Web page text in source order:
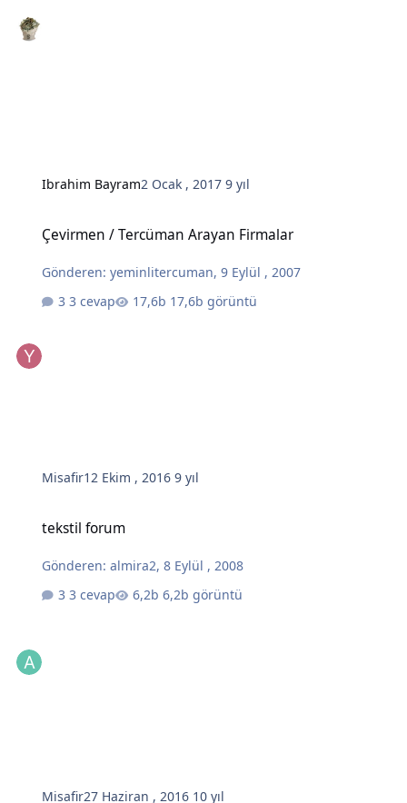
Ibrahim Bayram2 Ocak , 20179 yıl
Çevirmen / Tercüman Arayan Firmalar
Gönderen:yeminlitercuman,9 Eylül , 2007
3 cevap
17,6b görüntü
Misafir12 Ekim , 20169 yıl
tekstil forum
Gönderen:almira2,8 Eylül , 2008
3 cevap
6,2b görüntü
Misafir27 Haziran , 2016 10 yıl